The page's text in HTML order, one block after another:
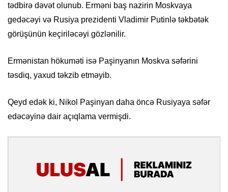
tədbirə dəvət olunub. Erməni baş nazirin Moskvaya
gedəcəyi və Rusiya prezidenti Vladimir Putinlə təkbətək
görüşünün keçiriləcəyi gözlənilir.
Ermənistan hökuməti isə Paşinyanın Moskva səfərini
təsdiq, yaxud təkzib etməyib.
Qeyd edək ki, Nikol Paşinyan daha öncə Rusiyaya səfər
edəcəyinə dair açıqlama vermişdi.